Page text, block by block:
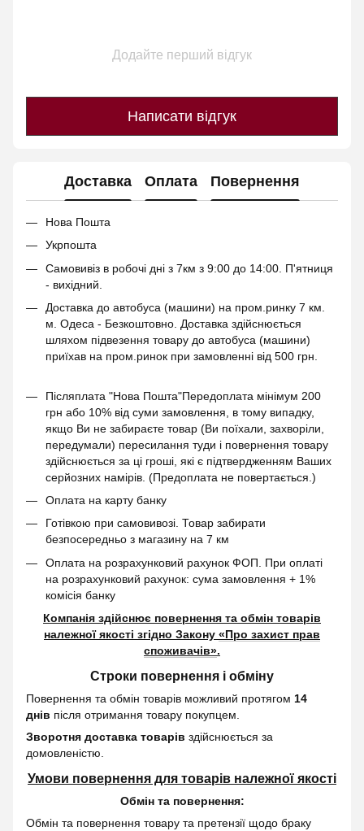
Додайте перший відгук
Написати відгук
Доставка Оплата Повернення
Нова Пошта
Укрпошта
Самовивіз в робочі дні з 7км з 9:00 до 14:00. П'ятниця
- вихідний.
Доставка до автобуса (машини) на пром.ринку 7 км.
м. Одеса - Безкоштовно. Доставка здійснюється
шляхом підвезення товару до автобуса (машини)
приїхав на пром.ринок при замовленні від 500 грн.
Післяплата "Нова Пошта"Передоплата мінімум 200
грн або 10% від суми замовлення, в тому випадку,
якщо Ви не забираєте товар (Ви поїхали, захворіли,
передумали) пересилання туди і повернення товару
здійснюється за ці гроші, які є підтвердженням Ваших
серйозних намірів. (Предоплата не повертається.)
Оплата на карту банку
Готівкою при самовивозі. Товар забирати
безпосередньо з магазину на 7 км
Оплата на розрахунковий рахунок ФОП. При оплаті
на розрахунковий рахунок: сума замовлення + 1%
комісія банку
Компанія здійснює повернення та обмін товарів
належної якості згідно Закону «Про захист прав
споживачів».
Строки повернення і обміну
Повернення та обмін товарів можливий протягом 14
днів після отримання товару покупцем.
Зворотня доставка товарів здійснюється за
домовленістю.
Умови повернення для товарів належної якості
Обмін та повернення:
Обмін та повернення товару та претензії щодо браку